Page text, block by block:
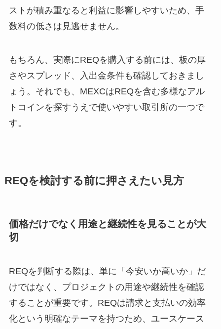
ストが積み重なると利益に影響しやすいため、手
数料の低さは見逃せません。
もちろん、実際にREQを購入する前には、板の厚
さやスプレッド、入出金条件も確認しておきまし
ょう。それでも、MEXCはREQを含む多様なアル
トコインを探すうえで使いやすい取引所の一つで
す。
REQを検討する前に押さえたい見方
価格だけでなく用途と継続性を見ることが大
切
REQを判断する際は、単に「今安いか高いか」だ
けではなく、プロジェクトの用途や継続性を確認
することが重要です。REQは請求と支払いの効率
化という明確なテーマを持つため、ユースケース